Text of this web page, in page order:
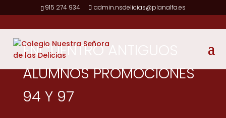
915 274 934 admin.nsdelicias@planalfa.es
ENCUENTRO ANTIGUOS
ALUMNOS PROMOCIONES
94 Y 97